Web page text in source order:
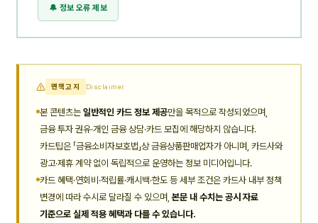
🔔 정보 오류 제보
면책고지 Disclaimer
본 콘텐츠는 일반적인 카드 정보 제공만을 목적으로 작성되었으며,
금융 투자 권유·개인 금융 상담·카드 모집에 해당하지 않습니다.
카드팁은 「금융소비자보호법」상 금융상품판매업자가 아니며, 카드사와
광고·제휴 계약 없이 독립적으로 운영하는 정보 미디어입니다.
카드 혜택·연회비·적립률·캐시백·한도 등 세부 조건은 카드사 내부 정책
변경에 따라 수시로 달라질 수 있으며,본문 내 수치는 공시 자료
기준으로 실제 적용 혜택과 다를 수 있습니다.